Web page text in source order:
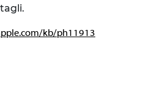
kb/ph11913